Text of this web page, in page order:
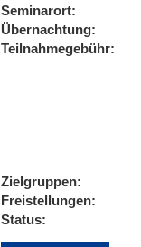
Seminarort
Übernachtung
Teilnahmegebühr
Zielgruppen
Freistellungen
Status